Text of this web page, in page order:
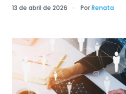
13 de abril de 2026 PorRenata